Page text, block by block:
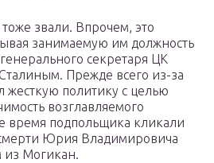
звали. Впрочем, это
занимаемую им должность
секретаря ЦК
Прежде всего из-за
жесткую политику с целью
возглавляемого
время подпольщика кликали
Юрия Владимировича
из Могикан.